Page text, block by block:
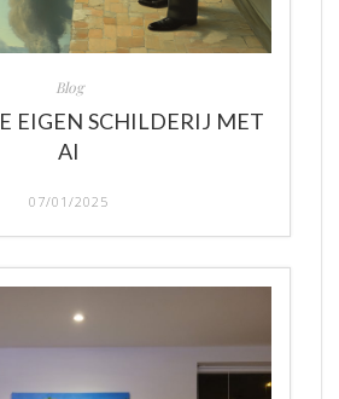
Blog
EIGEN SCHILDERIJ MET
AI
07/01/2025